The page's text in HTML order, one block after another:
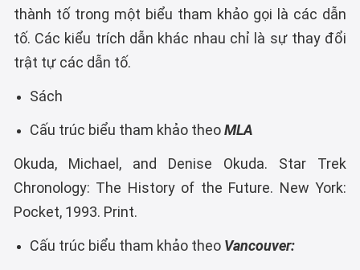
thành tố trong một biểu tham khảo gọi là các dẫn
tố. Các kiểu trích dẫn khác nhau chỉ là sự thay đổi
trật tự các dẫn tố.
Sách
Cấu trúc biểu tham khảo theoMLA
Okuda, Michael, and Denise Okuda. Star Trek
Chronology: The History of the Future. New York:
Pocket, 1993. Print.
Cấu trúc biểu tham khảo theo Vancouver: